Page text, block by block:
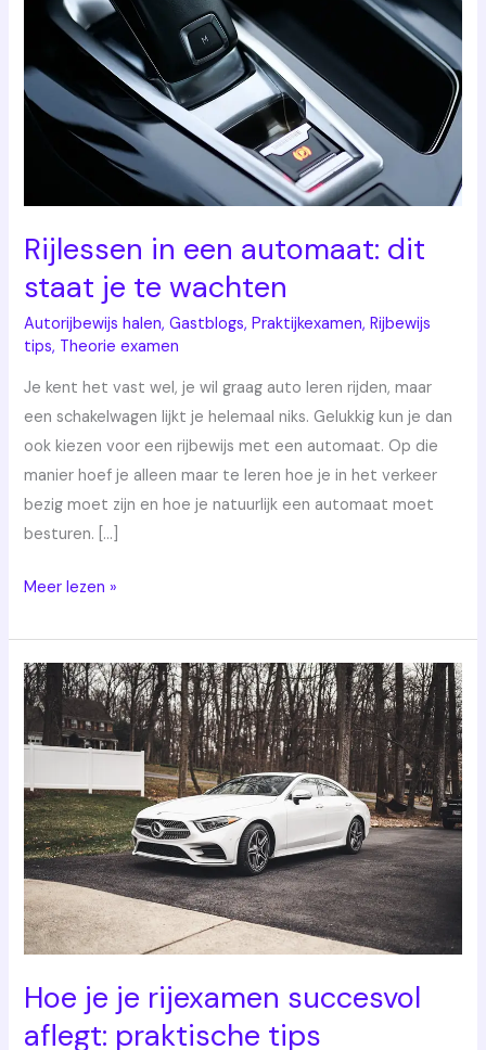
Rijlessen in een automaat: dit
staat je te wachten
Autorijbewijs halen,Gastblogs,Praktijkexamen,Rijbewijs
tips, Theorie examen
Je kent het vast wel, je wil graag auto leren rijden, maar
een schakelwagen lijkt je helemaal niks. Gelukkig kun je dan
ook kiezen voor een rijbewijs met een automaat. Op die
manier hoef je alleen maar te leren hoe je in het verkeer
bezig moet zijn en hoe je natuurlijk een automaat moet
besturen. […]
je
te
wachten
Meer lezen »
Hoe je je rijexamen succesvol
aflegt: praktische tips
Hoe
je
je
succesvol
aflegt:
praktische
tips